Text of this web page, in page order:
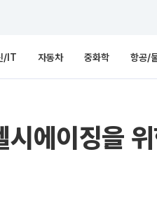
/IT 자동차 중화학 항공/
시에이징을